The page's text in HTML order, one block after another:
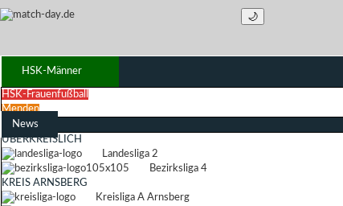
🌙
HSK-Männer
HSK-Frauenfußball
Menden
News
ÜBERKREISLICH
Landesliga 2
Bezirksliga 4
KREIS ARNSBERG
Kreisliga A Arnsberg